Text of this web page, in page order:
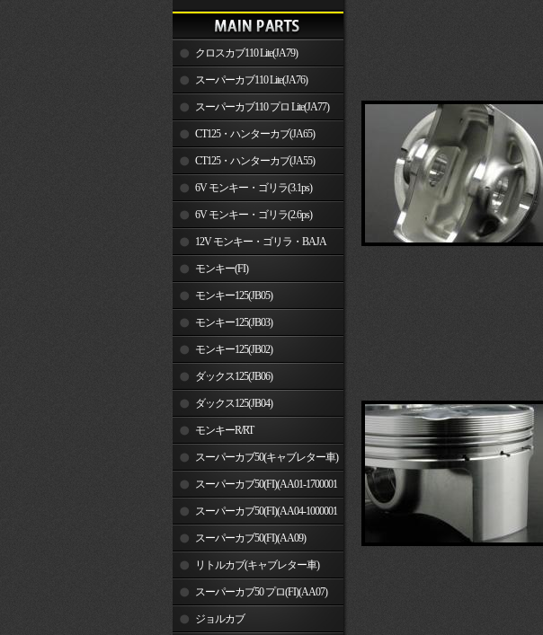
クロスカブ110 Lite(JA79)
スーパーカブ110 Lite(JA76)
スーパーカブ110 プロ Lite(JA77)
CT125・ハンターカブ(JA65)
CT125・ハンターカブ(JA55)
6V モンキー・ゴリラ(3.1ps)
6V モンキー・ゴリラ(2.6ps)
12V モンキー・ゴリラ・BAJA
モンキー(FI)
モンキー125(JB05)
モンキー125(JB03)
モンキー125(JB02)
ダックス125(JB06)
ダックス125(JB04)
モンキーR/RT
スーパーカブ50(キャブレター車)
スーパーカブ50(FI)(AA01-1700001
～) スーパーカブ50(FI)(AA04-1000001
～) スーパーカブ50(FI)(AA09)
リトルカブ(キャブレター車)
スーパーカブ50 プロ(FI)(AA07)
ジョルカブ